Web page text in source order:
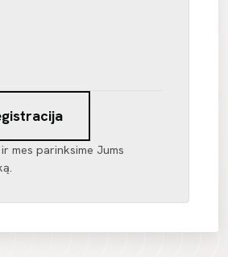
mes parinksime Jums